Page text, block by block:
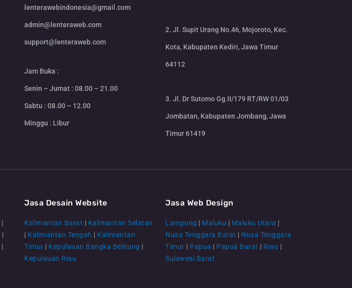
lenterawebindonesia@gmail.com
admin@lenteraweb.com
support@lenteraweb.com
Jam Buka :
Senin – Jumat : 08.00 – 21.00
Sabtu : 08.00 – 12.00
Minggu : Libur
2. Jl. Supit Urang No.46, Mojoroto, Kec.
Kota, Kabupaten Kediri, Jawa Timur
64112
3. Jl. Dr Sutomo Gg.II/179 RT/RW 01/03
Jombatan, Kabupaten Jombang, Jawa
Timur 61419
|
|
|
Jasa Desain Website
Kalimantan Barat | Kalimantan Selatan
| Kalimantan Tengah | Kalimantan
Timur | Kepulauan Bangka Belitung |
Kepulauan Riau
Jasa Web Design
Lampung | Maluku | Maluku Utara |
Nusa Tenggara Barat | Nusa Tenggara
Timur | Papua | Papua Barat | Riau |
Sulawesi Barat